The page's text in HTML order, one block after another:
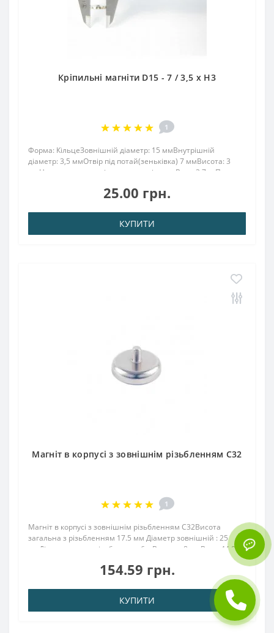
Кріпильні магніти D15 - 7 / 3,5 x H3
1
Форма: КільцеЗовнішній діаметр: 15 ммВнутрішній
діаметр: 3,5 ммОтвір під потай(зеньківка) 7 ммВисота: 3
ммНапрямок намагнічування: аксіальнеВага: 3,7 грПоверх.
1,500 кгТемпература використ..25.00 грн.
КУПИТИ
Магніт в корпусі з зовнішнім різьбленням С32
1
Магніт в корпусі з зовнішнім різьбленням С32Висота
загальна з різьбленням 17.5 мм Діаметр зовнішній : 25
ммДіаметр внутр. різьблення : 6.мВисота : 8 ммВага: 44,00
грПоверх. нікель .: (Ni-Cu-Ni)Намагнічення: N38Зчеплення
прибл .: 39.00 кгТемперат..154.59 грн.
КУПИТИ